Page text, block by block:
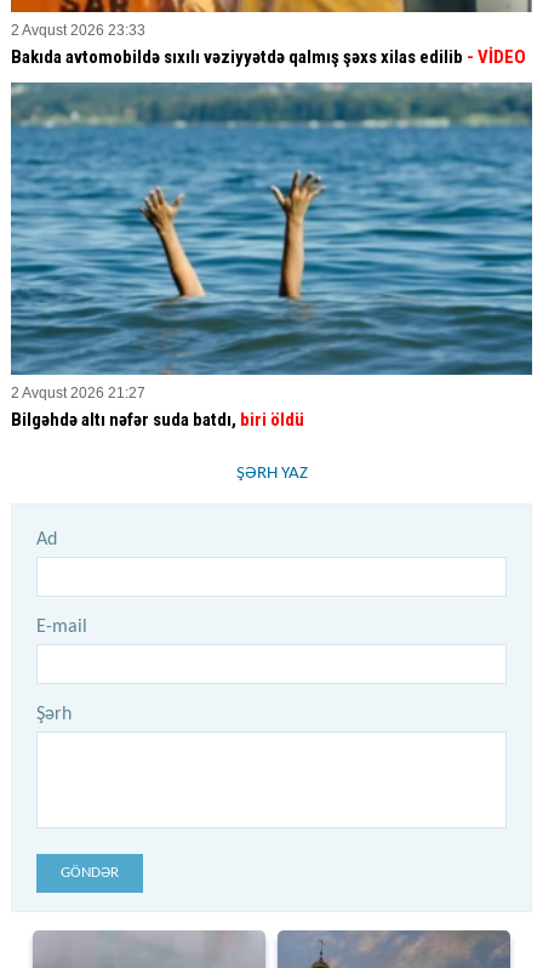
2 Avqust 2026 23:33
Bakıda avtomobildə sıxılı vəziyyətdə qalmış şəxs xilas edilib - VİDEO
2 Avqust 2026 21:27
Bilgəhdə altı nəfər suda batdı, biri öldü
ŞƏRH YAZ
Ad
E-mail
Şərh
GÖNDƏR